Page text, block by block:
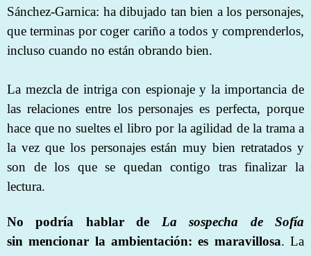
Sánchez-Garnica: ha dibujado tan bien a los personajes,
que terminas por coger cariño a todos y comprenderlos,
incluso cuando no están obrando bien.
La mezcla de intriga con espionaje y la importancia de
las relaciones entre los personajes es perfecta, porque
hace que no sueltes el libro por la agilidad de la trama a
la vez que los personajes están muy bien retratados y
son de los que se quedan contigo tras finalizar la
lectura.
No podría hablar de La sospecha de Sofía
sin mencionar la ambientación: es maravillosa. La